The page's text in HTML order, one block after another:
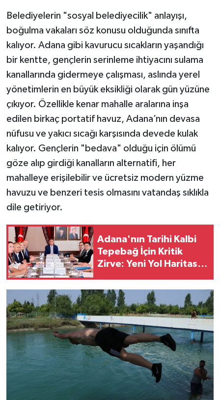
Belediyelerin "sosyal belediyecilik" anlayışı,
boğulma vakaları söz konusu olduğunda sınıfta
kalıyor. Adana gibi kavurucu sıcakların yaşandığı
bir kentte, gençlerin serinleme ihtiyacını sulama
kanallarında gidermeye çalışması, aslında yerel
yönetimlerin en büyük eksikliği olarak gün yüzüne
çıkıyor. Özellikle kenar mahalle aralarına inşa
edilen birkaç portatif havuz, Adana’nın devasa
nüfusu ve yakıcı sıcağı karşısında devede kulak
kalıyor. Gençlerin "bedava" olduğu için ölümü
göze alıp girdiği kanalların alternatifi, her
mahalleye erişilebilir ve ücretsiz modern yüzme
havuzu ve benzeri tesis olmasını vatandaş sıklıkla
dile getiriyor.
Adana'nın Tarihi Kalbi
Tepebağ İçin Kritik
Zirve: Yeni Yol Haritası